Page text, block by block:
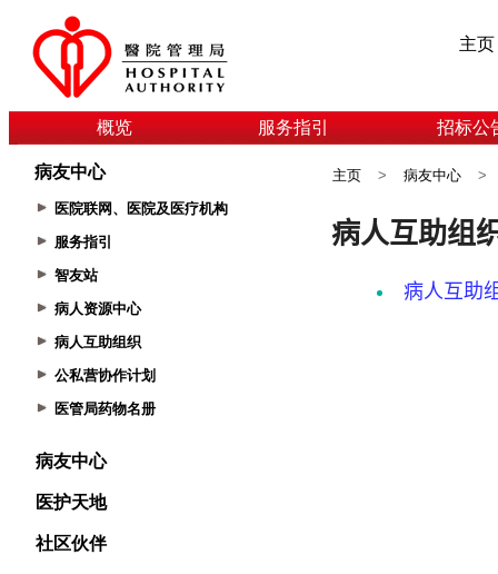
主页
概览 服务指引 招标公
病友中心
医院联网、医院及医疗机构
服务指引
智友站
病人资源中心
病人互助组织
公私营协作计划
医管局药物名册
病友中心
医护天地
社区伙伴
主页 > 病友中心 >